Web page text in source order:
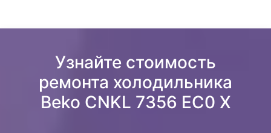
Узнайте стоимость
ремонта холодильника
Beko CNKL 7356 EC0 X